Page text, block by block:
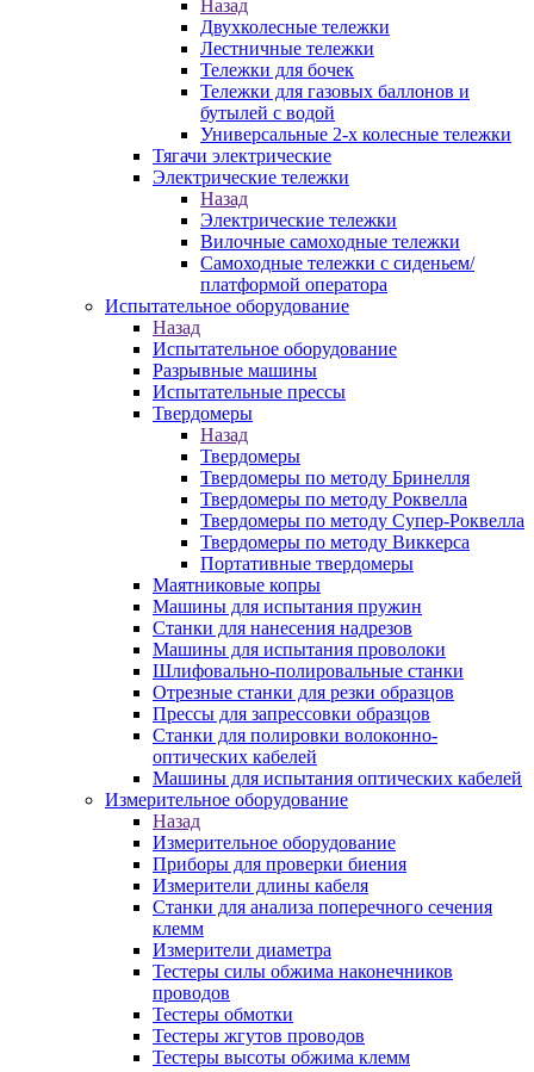
Назад
Двухколесные тележки
Лестничные тележки
Тележки для бочек
Тележки для газовых баллонов и
бутылей с водой
Универсальные 2-х колесные тележки
Тягачи электрические
Электрические тележки
Назад
Электрические тележки
Вилочные самоходные тележки
Самоходные тележки с сиденьем/
платформой оператора
Испытательное оборудование
Назад
Испытательное оборудование
Разрывные машины
Испытательные прессы
Твердомеры
Назад
Твердомеры
Твердомеры по методу Бринелля
Твердомеры по методу Роквелла
Твердомеры по методу Супер-Роквелла
Твердомеры по методу Виккерса
Портативные твердомеры
Маятниковые копры
Машины для испытания пружин
Станки для нанесения надрезов
Машины для испытания проволоки
Шлифовально-полировальные станки
Отрезные станки для резки образцов
Прессы для запрессовки образцов
Станки для полировки волоконно-
оптических кабелей
Машины для испытания оптических кабелей
Измерительное оборудование
Назад
Измерительное оборудование
Приборы для проверки биения
Измерители длины кабеля
Станки для анализа поперечного сечения
клемм
Измерители диаметра
Тестеры силы обжима наконечников
проводов
Тестеры обмотки
Тестеры жгутов проводов
Тестеры высоты обжима клемм